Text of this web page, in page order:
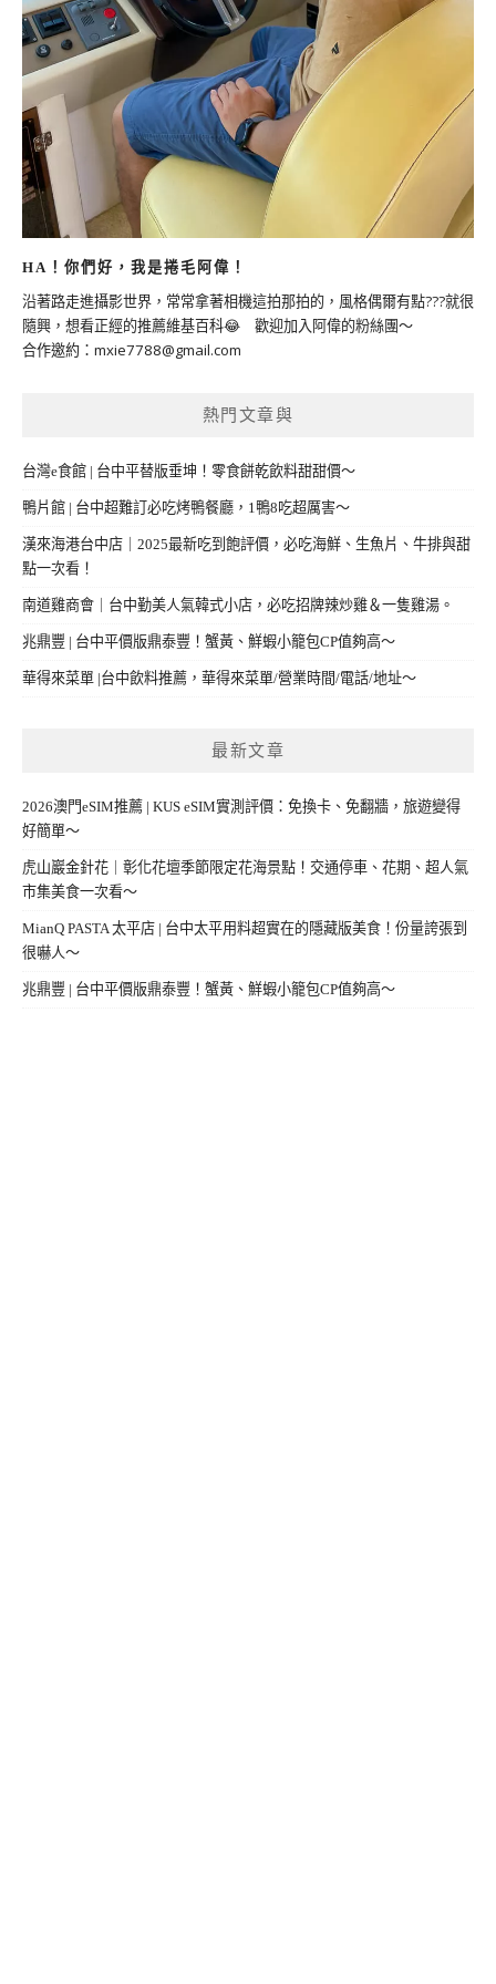
HA！你們好，我是捲毛阿偉！
沿著路走進攝影世界，常常拿著相機這拍那拍的，風格偶爾有點???就很
隨興，想看正經的推薦維基百科😂 歡迎加入阿偉的粉絲團～
合作邀約： mxie7788@gmail.com
熱門文章與
台灣e食館 | 台中平替版垂坤！零食餅乾飲料甜甜價～
鴨片館 | 台中超難訂必吃烤鴨餐廳，1鴨8吃超厲害～
漢來海港台中店｜2025最新吃到飽評價，必吃海鮮、生魚片、牛排與甜
點一次看！
南道雞商會｜台中勤美人氣韓式小店，必吃招牌辣炒雞＆一隻雞湯。
兆鼎豐 | 台中平價版鼎泰豐！蟹黃、鮮蝦小籠包CP值夠高～
華得來菜單 |台中飲料推薦，華得來菜單/營業時間/電話/地址～
最新文章
2026澳門eSIM推薦 | KUS eSIM實測評價：免換卡、免翻牆，旅遊變得
好簡單～
虎山巖金針花｜彰化花壇季節限定花海景點！交通停車、花期、超人氣
市集美食一次看～
MianQ PASTA 太平店 | 台中太平用料超實在的隱藏版美食！份量誇張到
很嚇人～
兆鼎豐 | 台中平價版鼎泰豐！蟹黃、鮮蝦小籠包CP值夠高～